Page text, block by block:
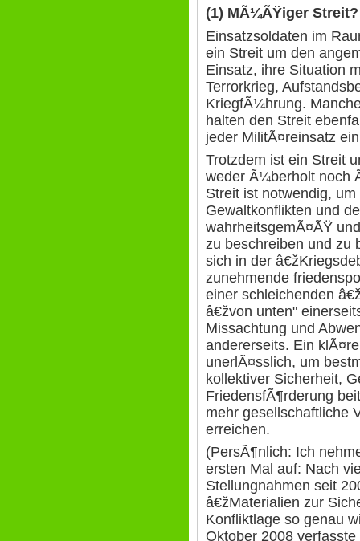
(1) MÃ¼ÃŸiger Streit?
Einsatzsoldaten im
ein Streit um den
Einsatz, ihre Situation
Terrorkrieg,
KriegfÃ¼hrung.
halten den Streit
jeder MilitÃ¤reinsatz
Trotzdem ist ein Streit
weder Ã¼berholt noch
Streit ist notwendig,
Gewaltkonflikten und
wahrheitsgemÃ¤ÃŸ
zu beschreiben und zu
sich in der
zunehmende
einer schleichenden
â€žvon unten"
Missachtung und
andererseits. Ein
unerlÃ¤sslich, um
kollektiver Sicherheit,
FriedensfÃ¶rderung
mehr gesellschaftliche
erreichen.
(PersÃ¶nlich: Ich
ersten Mal auf: Nach
Stellungnahmen seit
â€žMaterialien zur
Konfliktlage so genau
Oktober 2008